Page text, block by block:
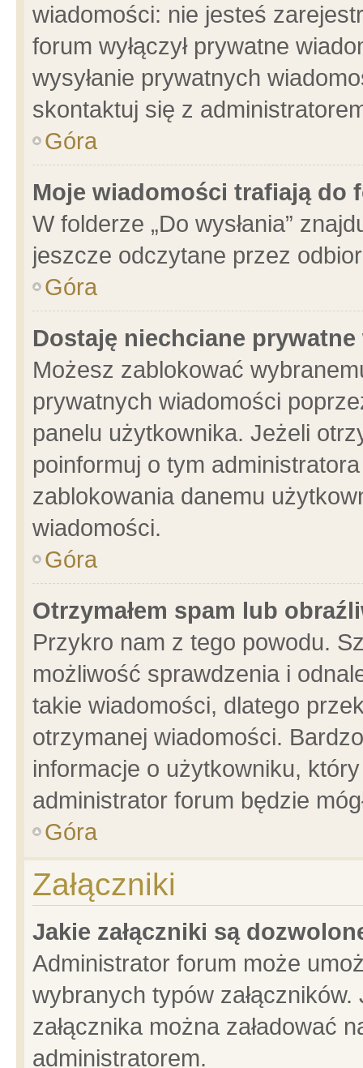
wiadomości: nie jesteś
forum wyłączył prywatne
wysyłanie prywatnych
skontaktuj się z
Góra
Moje wiadomości trafiają do
W folderze „Do wysłania”
jeszcze odczytane przez
Góra
Dostaję niechciane
Możesz zablokować
prywatnych wiadomości
panelu użytkownika. Jeżeli
poinformuj o tym
zablokowania danemu
wiadomości.
Góra
Otrzymałem spam lub
Przykro nam z tego powodu.
możliwość sprawdzenia i
takie wiadomości, dlatego
otrzymanej wiadomości.
informacje o użytkowniku,
administrator forum będzie
Góra
Załączniki
Jakie załączniki są
Administrator forum może
wybranych typów
załącznika można załadować
administratorem.